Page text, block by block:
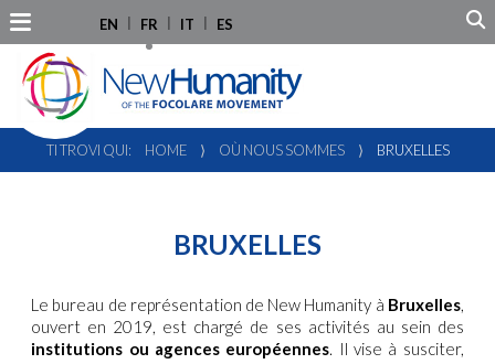
EN FR IT ES
TI TROVI QUI: HOME ⟩ OÙ NOUS SOMMES ⟩ BRUXELLES
BRUXELLES
Le bureau de représentation de New Humanity à Bruxelles,
ouvert en 2019, est chargé de ses activités au sein des
institutions ou agences européennes. Il vise à susciter,